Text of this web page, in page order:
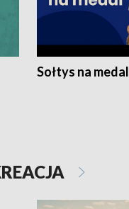
Sołtys na medal